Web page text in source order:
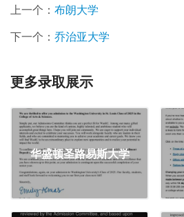
上一个： 布朗大学
下一个： 乔治亚大学
更多录取展示
华盛顿圣路易斯大学